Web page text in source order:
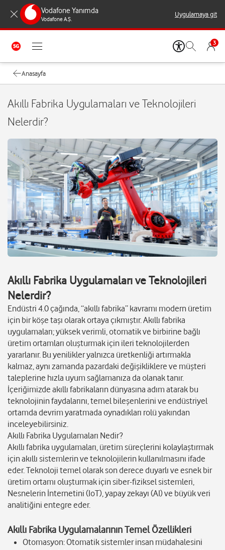
Vodafone Yanımda
Vodafone A.Ş.
Uygulamaya git
3
Anasayfa
Akıllı Fabrika Uygulamaları ve Teknolojileri
Nelerdir?
Akıllı Fabrika Uygulamaları ve Teknolojileri
Nelerdir?
Endüstri 4.0 çağında, “akıllı fabrika” kavramı modern üretim
için bir köşe taşı olarak ortaya çıkmıştır. Akıllı fabrika
uygulamaları; yüksek verimli, otomatik ve birbirine bağlı
üretim ortamları oluşturmak için ileri teknolojilerden
yararlanır. Bu yenilikler yalnızca üretkenliği artırmakla
kalmaz, aynı zamanda pazardaki değişikliklere ve müşteri
taleplerine hızla uyum sağlamanıza da olanak tanır.
İçeriğimizde akıllı fabrikaların dünyasına adım atarak bu
teknolojinin faydalarını, temel bileşenlerini ve endüstriyel
ortamda devrim yaratmada oynadıkları rolü yakından
inceleyebilirsiniz.
Akıllı Fabrika Uygulamaları Nedir?
Akıllı fabrika uygulamaları, üretim süreçlerini kolaylaştırmak
için akıllı sistemlerin ve teknolojilerin kullanılmasını ifade
eder. Teknoloji temel olarak son derece duyarlı ve esnek bir
üretim ortamı oluşturmak için siber-fiziksel sistemleri,
Nesnelerin İnternetini (IoT), yapay zekayı (AI) ve büyük veri
analitiğini entegre eder.
Akıllı Fabrika Uygulamalarının Temel Özellikleri
Otomasyon: Otomatik sistemler insan müdahalesini